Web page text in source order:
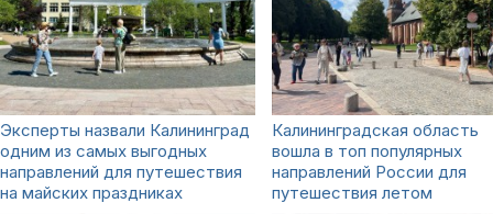
Эксперты назвали Калининград
одним из самых выгодных
направлений для путешествия
на майских праздниках
Калининградская область
вошла в топ популярных
направлений России для
путешествия летом